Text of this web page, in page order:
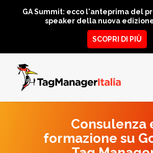
GA Summit: ecco l'anteprima del
speaker della nuova
SCOPRI DI PIÙ
Consulenza
formazione su